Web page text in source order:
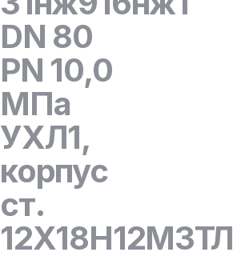
DN 80
PN 10,0
МПа
УХЛ1,
корпус
ст.
12Х18Н12М3ТЛ